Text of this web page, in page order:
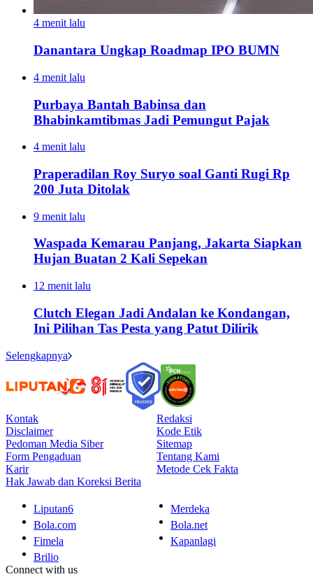
4 menit lalu
Danantara Ungkap Roadmap IPO BUMN
4 menit lalu
Purbaya Bantah Babinsa dan
Bhabinkamtibmas Jadi Pemungut Pajak
4 menit lalu
Praperadilan Roy Suryo soal Ganti Rugi Rp
200 Juta Ditolak
9 menit lalu
Waspada Kemarau Panjang, Jakarta Siapkan
Hujan Buatan 2 Kali Sepekan
12 menit lalu
Clutch Elegan Jadi Andalan ke Kondangan,
Ini Pilihan Tas Pesta yang Patut Dilirik
Selengkapnya
Kontak
Redaksi
Disclaimer
Kode Etik
Pedoman Media Siber
Sitemap
Form Pengaduan
Tentang Kami
Karir
Metode Cek Fakta
Hak Jawab dan Koreksi Berita
Liputan6
Merdeka
Bola.com
Bola.net
Fimela
Kapanlagi
Brilio
Connect with us